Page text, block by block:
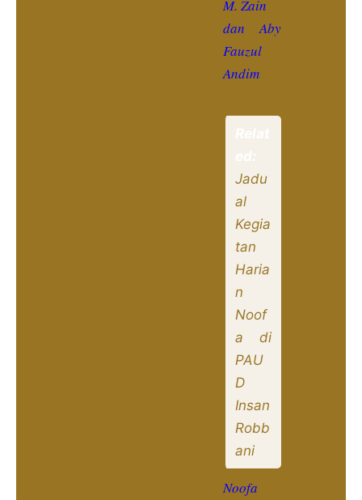
M. Zain
dan Aby
Fauzul
Andim
Jadu
al
Kegia
tan
Haria
n
Noof
a di
PAU
D
Insan
Robb
ani
Noofa